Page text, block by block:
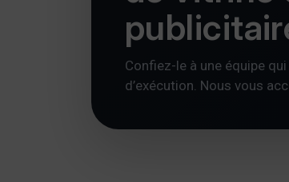
Confiez-le à une équipe
d’exécution. Nous vous